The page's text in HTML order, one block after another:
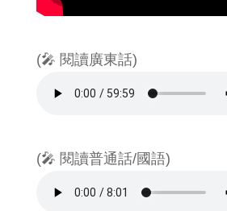
(🎤 閱讀廣東話)
(🎤 閱讀普通話/國語)